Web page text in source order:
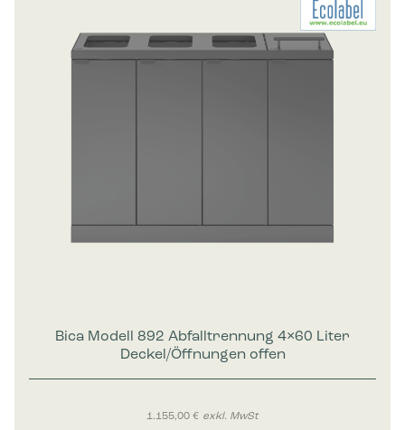
Bica Modell 892 Abfalltrennung 4×60 Liter
Deckel/Öffnungen offen
1.155,00€ exkl. MwSt